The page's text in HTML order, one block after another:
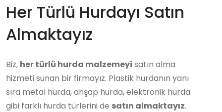
Her Türlü Hurdayı Satın
Almaktayız
Biz, her türlü hurda malzemeyi satın alma
hizmeti sunan bir firmayız. Plastik hurdanın yanı
sıra metal hurda, ahşap hurda, elektronik hurda
gibi farklı hurda türlerini de satın almaktayız.